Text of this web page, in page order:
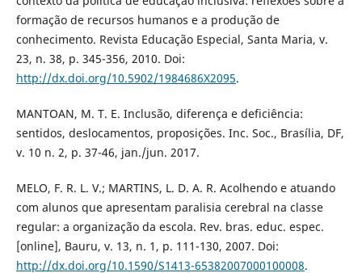
formação de recursos humanos e a produção de
conhecimento. Revista Educação Especial, Santa Maria, v.
23, n. 38, p. 345-356, 2010. Doi:
http://dx.doi.org/10.5902/1984686X2095.
MANTOAN, M. T. E. Inclusão, diferença e deficiência:
sentidos, deslocamentos, proposições. Inc. Soc., Brasília, DF,
v. 10 n. 2, p. 37-46, jan./jun. 2017.
MELO, F. R. L. V.; MARTINS, L. D. A. R. Acolhendo e atuando
com alunos que apresentam paralisia cerebral na classe
regular: a organização da escola. Rev. bras. educ. espec.
[online], Bauru, v. 13, n. 1, p. 111-130, 2007. Doi:
http://dx.doi.org/10.1590/S1413-65382007000100008.